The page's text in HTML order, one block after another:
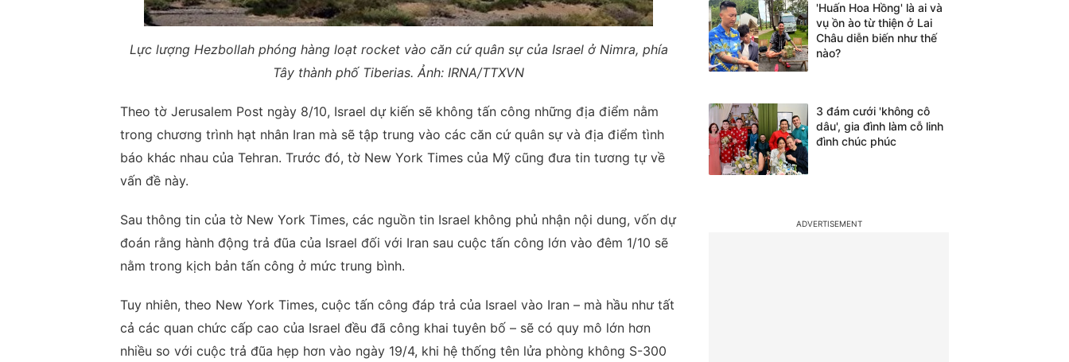
Lực lượng Hezbollah phóng hàng loạt rocket vào căn cứ quân sự của Israel ở Nimra, phía
Tây thành phố Tiberias. Ảnh: IRNA/TTXVN
Theo tờ Jerusalem Post ngày 8/10, Israel dự kiến sẽ không tấn công những địa điểm nằm
trong chương trình hạt nhân Iran mà sẽ tập trung vào các căn cứ quân sự và địa điểm tình
báo khác nhau của Tehran. Trước đó, tờ New York Times của Mỹ cũng đưa tin tương tự về
vấn đề này.
Sau thông tin của tờ New York Times, các nguồn tin Israel không phủ nhận nội dung, vốn dự
đoán rằng hành động trả đũa của Israel đối với Iran sau cuộc tấn công lớn vào đêm 1/10 sẽ
nằm trong kịch bản tấn công ở mức trung bình.
Tuy nhiên, theo New York Times, cuộc tấn công đáp trả của Israel vào Iran – mà hầu như tất
cả các quan chức cấp cao của Israel đều đã công khai tuyên bố – sẽ có quy mô lớn hơn
nhiều so với cuộc trả đũa hẹp hơn vào ngày 19/4, khi hệ thống tên lửa phòng không S-300
'Huấn Hoa Hồng' là ai và
vụ ồn ào từ thiện ở Lai
Châu diễn biến như thế
nào?
3 đám cưới 'không cô
dâu', gia đình làm cỗ linh
đình chúc phúc